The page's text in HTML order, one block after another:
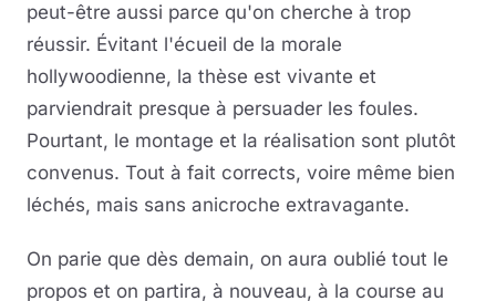
peut-être aussi parce qu'on cherche à trop
réussir. Évitant l'écueil de la morale
hollywoodienne, la thèse est vivante et
parviendrait presque à persuader les foules.
Pourtant, le montage et la réalisation sont plutôt
convenus. Tout à fait corrects, voire même bien
léchés, mais sans anicroche extravagante.
On parie que dès demain, on aura oublié tout le
propos et on partira, à nouveau, à la course au